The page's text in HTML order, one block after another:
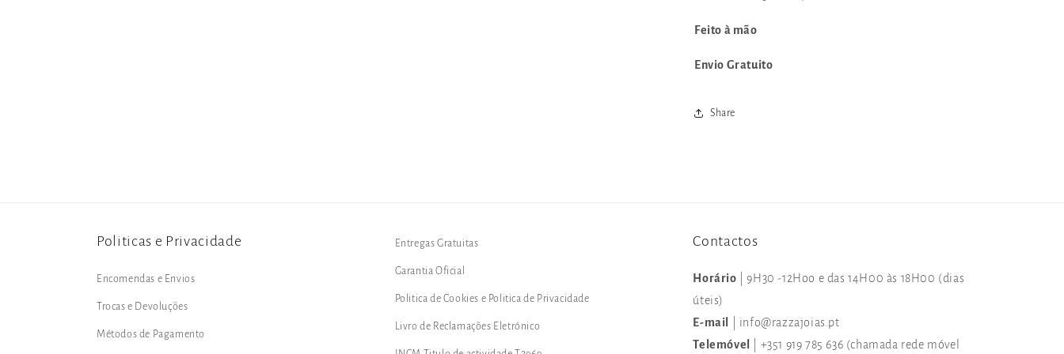
Feito à mão
Envio Gratuito
Share
Politicas e Privacidade
Encomendas e Envios
Trocas e Devoluções
Métodos de Pagamento
Entregas Gratuitas
Garantia Oficial
Politica de Cookies e Politica de Privacidade
Livro de Reclamações Eletrónico
Contactos
Horário | 9H30 -12Hoo e das 14H00 às 18H00 (dias
úteis)
E-mail
| info@razzajoias.pt
Telemóvel
| +351 919 785 636 (chamada rede móvel